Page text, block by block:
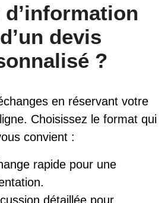
devis
?
en réservant votre
Choisissez le format qui
convient :
rapide pour une
détaillée pour